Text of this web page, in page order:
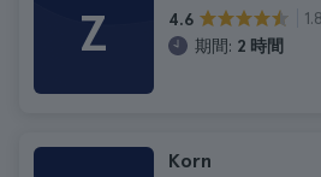
Z 4.6
期間: 2 時間
Korn